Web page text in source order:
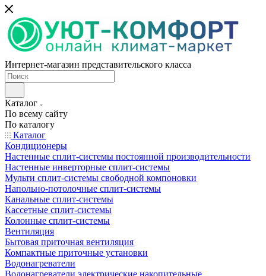
Интернет-магазин представительского класса
Каталог
По всему сайту
По каталогу
Каталог
Кондиционеры
Настенные сплит-системы постоянной производительности
Настенные инверторные сплит-системы
Мульти сплит-системы свободной компоновки
Напольно-потолочные сплит-системы
Канальные сплит-системы
Кассетные сплит-системы
Колонные сплит-системы
Вентиляция
Бытовая приточная вентиляция
Компактные приточные установки
Водонагреватели
Водонагреватели электрические накопительные